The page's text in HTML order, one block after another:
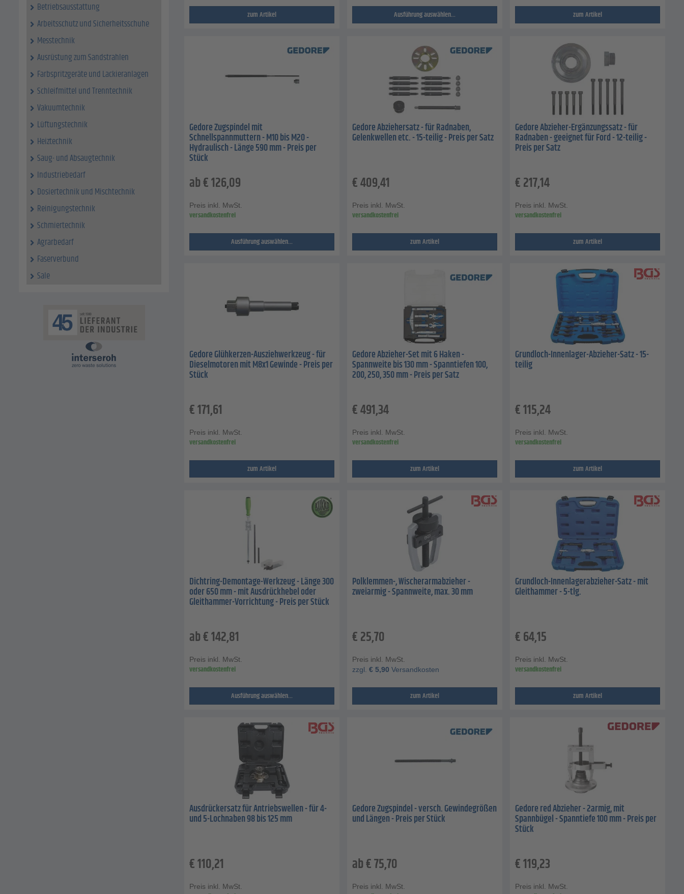
Betriebsausstattung
Arbeitsschutz und Sicherheitsschuhe
Messtechnik
Ausrüstung zum Sandstrahlen
Farbspritzgeräte und Lackieranlagen
Schleifmittel und Trenntechnik
Vakuumtechnik
Lüftungstechnik
Heiztechnik
Saug- und Absaugtechnik
Industriebedarf
Dosiertechnik und Mischtechnik
Reinigungstechnik
Schmiertechnik
Agrarbedarf
Faserverbund
Sale
zum Artikel Ausführung auswählen... zum Artikel
Gedore Zugspindel mit
Schnellspannmuttern - M10 bis M20 -
Hydraulisch - Länge 590 mm - Preis per
Stück
ab€126,09
Preis inkl. MwSt.
versandkostenfrei
Ausführung auswählen...
Gedore Abziehersatz - für Radnaben,
Gelenkwellen etc. - 15-teilig - Preis per Satz
€409,41
Preis inkl. MwSt.
versandkostenfrei
zum Artikel
Gedore Abzieher-Ergänzungssatz - für
Radnaben - geeignet für Ford - 12-teilig -
Preis per Satz
€217,14
Preis inkl. MwSt.
versandkostenfrei
zum Artikel
Gedore Glühkerzen-Ausziehwerkzeug - für
Dieselmotoren mit M8x1 Gewinde - Preis per
Stück
€171,61
Preis inkl. MwSt.
versandkostenfrei
zum Artikel
Gedore Abzieher-Set mit 6 Haken -
Spannweite bis 130 mm - Spanntiefen 100,
200, 250, 350 mm - Preis per Satz
€491,34
Preis inkl. MwSt.
versandkostenfrei
zum Artikel
Grundloch-Innenlager-Abzieher-Satz - 15-
teilig
€115,24
Preis inkl. MwSt.
versandkostenfrei
zum Artikel
Dichtring-Demontage-Werkzeug - Länge 300
oder 650 mm - mit Ausdrückhebel oder
Gleithammer-Vorrichtung - Preis per Stück
ab€142,81
Preis inkl. MwSt.
versandkostenfrei
Ausführung auswählen...
Polklemmen-, Wischerarmabzieher -
zweiarmig - Spannweite, max. 30 mm
€25,70
Preis inkl. MwSt.
zzgl. € 5,90 Versandkosten
zum Artikel
Grundloch-Innenlagerabzieher-Satz - mit
Gleithammer - 5-tlg.
€64,15
Preis inkl. MwSt.
versandkostenfrei
zum Artikel
Ausdrückersatz für Antriebswellen - für 4-
und 5-Lochnaben 98 bis 125 mm
€110,21
Preis inkl. MwSt.
Gedore Zugspindel - versch. Gewindegrößen
und Längen - Preis per Stück
ab€75,70
Preis inkl. MwSt.
Gedore red Abzieher - 2armig, mit
Spannbügel - Spanntiefe 100 mm - Preis per
Stück
€119,23
Preis inkl. MwSt.